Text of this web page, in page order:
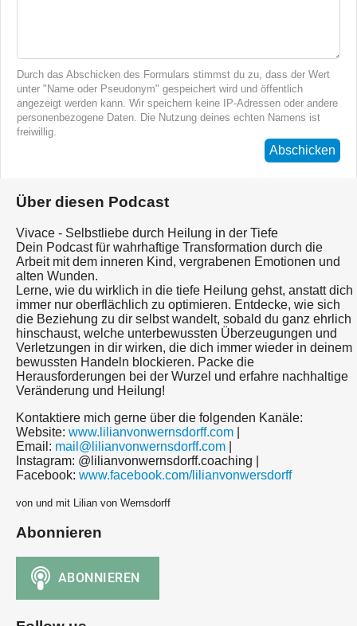
Durch das Abschicken des Formulars stimmst du zu, dass der Wert
unter "Name oder Pseudonym" gespeichert wird und öffentlich
angezeigt werden kann. Wir speichern keine IP-Adressen oder andere
personenbezogene Daten. Die Nutzung deines echten Namens ist
freiwillig.
Abschicken
Über diesen Podcast
Vivace - Selbstliebe durch Heilung in der Tiefe
Dein Podcast für wahrhaftige Transformation durch die
Arbeit mit dem inneren Kind, vergrabenen Emotionen und
alten Wunden.
Lerne, wie du wirklich in die tiefe Heilung gehst, anstatt dich
immer nur oberflächlich zu optimieren. Entdecke, wie sich
die Beziehung zu dir selbst wandelt, sobald du ganz ehrlich
hinschaust, welche unterbewussten Überzeugungen und
Verletzungen in dir wirken, die dich immer wieder in deinem
bewussten Handeln blockieren. Packe die
Herausforderungen bei der Wurzel und erfahre nachhaltige
Veränderung und Heilung!
Kontaktiere mich gerne über die folgenden Kanäle:
Website: www.lilianvonwernsdorff.com
Email: mail@lilianvonwernsdorff.com
Instagram: @lilianvonwernsdorff.coaching |
Facebook: www.facebook.com/lilianvonwersdorff
von und mit Lilian von Wernsdorff
Abonnieren